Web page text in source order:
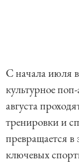
С начала июля
культурное
августа
тренировки и
превращается
ключевых